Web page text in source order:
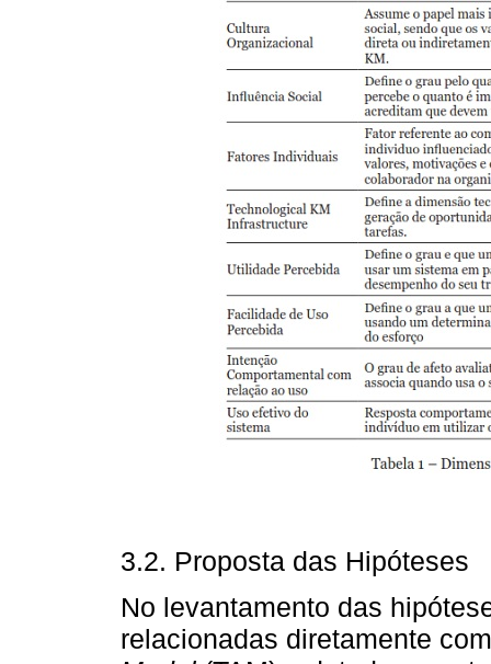
3.2. Proposta das Hipóteses
No levantamento das
relacionadas diretamente